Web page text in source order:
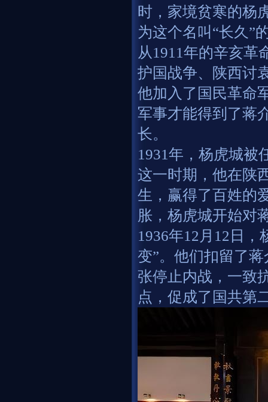
时，家境贫寒的杨
为这个名叫“长久”
从1911年的辛亥革
护国战争、陕西讨
他加入了国民革命
军事才能得到了蒋
长。
1931年，杨虎城被
这一时期，他在陕
生，赢得了百姓的
胀，杨虎城开始对
1936年12月12日
变”。他们扣留了
张停止内战，一致
点，促成了国共第